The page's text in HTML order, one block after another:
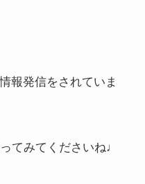
報発信をされていま
てみてくださいね♩